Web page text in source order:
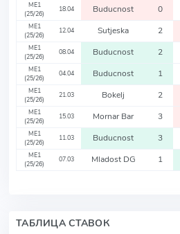
ME1
(25/26)
18.04 Buducnost 0
ME1
(25/26)
12.04 Sutjeska 2
ME1
(25/26)
08.04 Buducnost 2
ME1
(25/26)
04.04 Buducnost 1
ME1
(25/26)
21.03 Bokelj 2
ME1
(25/26)
15.03 Mornar Bar 3
ME1
(25/26)
11.03 Buducnost 3
ME1
(25/26)
07.03 Mladost DG 1
ТАБЛИЦА СТАВОК